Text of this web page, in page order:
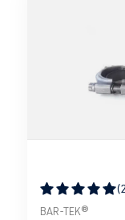
Note moyenne
BAR-TEK®